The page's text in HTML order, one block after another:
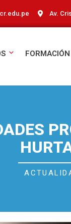
Av.
FORMACIÓN